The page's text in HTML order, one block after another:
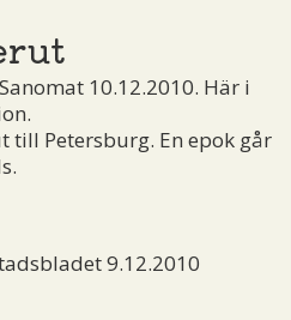
10.12.2010. Här i
till Petersburg. En epok går
9.12.2010